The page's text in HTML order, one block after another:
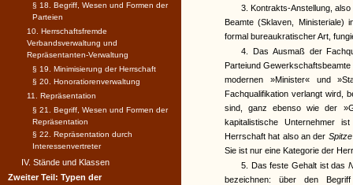
3. Kontrakts-Anstellung,
Beamte (Sklaven, Ministeriale)
formal bureaukratischer Art,
4. Das Ausmaß der
Parteiund
modernen »Minister« und
Fachqualifikation verlangt wird,
sind, ganz ebenso wie der
kapitalistische Unternehmer
Herrschaft hat also an der
Sie ist nur eine Kategorie der
5. Das feste Gehalt ist das
bezeichnen: über den
§ 18. Begriff, Wesen und Formen der
Parteien
10. Herrschaftsfremde
Verbandsverwaltung und
Repräsentanten-Verwaltung
§ 19. Minimisierung der Herrschaft
§ 20. Honoratiorenverwaltung
11. Repräsentation
§ 21. Begriff, Wesen und Formen der
Repräsentation
§ 22. Repräsentation durch
Interessenvertreter
IV. Stände und Klassen
Zweiter Teil: Typen der